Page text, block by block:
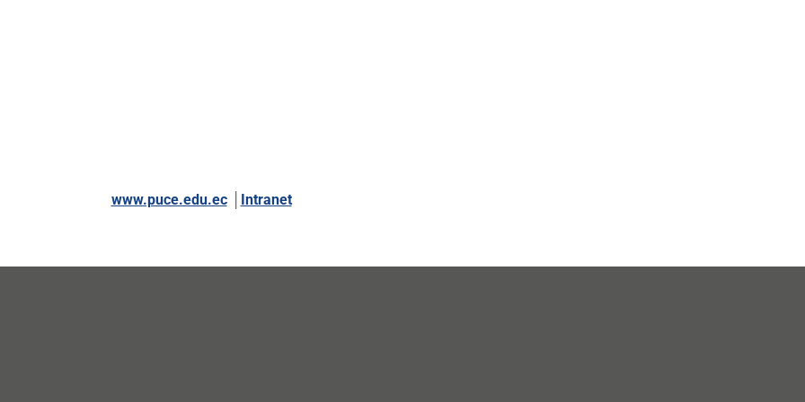
www.puce.edu.ec│ Intranet